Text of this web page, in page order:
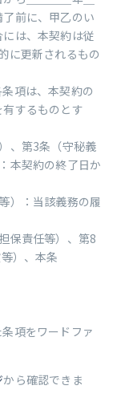
了前に、甲乙のい
は、本契約は従
に更新されるもの
項は、本契約の
するものとす
、第3条（守秘義
本契約の終了日か
）：当該義務の履
保責任等）、第8
）、本条
項をワードファ
から確認できま